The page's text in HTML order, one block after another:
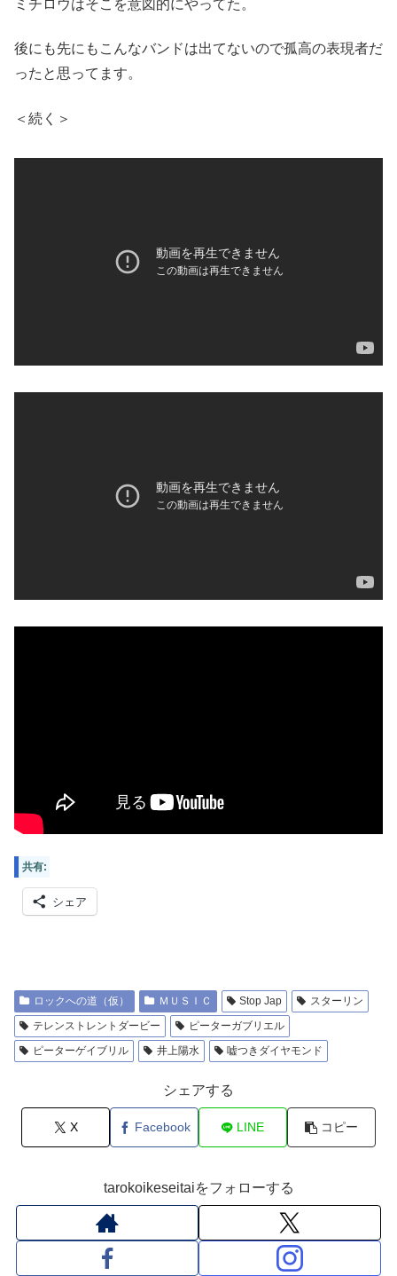
ミチロウはそこを意図的にやってた。
後にも先にもこんなバンドは出てないので孤高の表現者だ
ったと思ってます。
＜続く＞
共有:
シェア
ロックへの道（仮） ＭＵＳＩＣ Stop Jap
スターリン
テレンストレントダービー
ピーターガブリエル
ピーターゲイブリル
井上陽水 嘘つきダイヤモンド
シェアする
X Facebook LINE コピー
tarokoikeseitaiをフォローする